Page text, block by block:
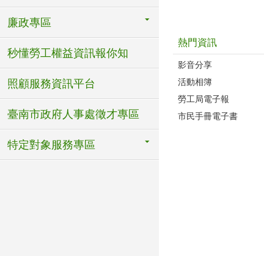
廉政專區
秒懂勞工權益資訊報你知
照顧服務資訊平台
臺南市政府人事處徵才專區
特定對象服務專區
熱門資訊
影音分享
活動相簿
勞工局電子報
市民手冊電子書